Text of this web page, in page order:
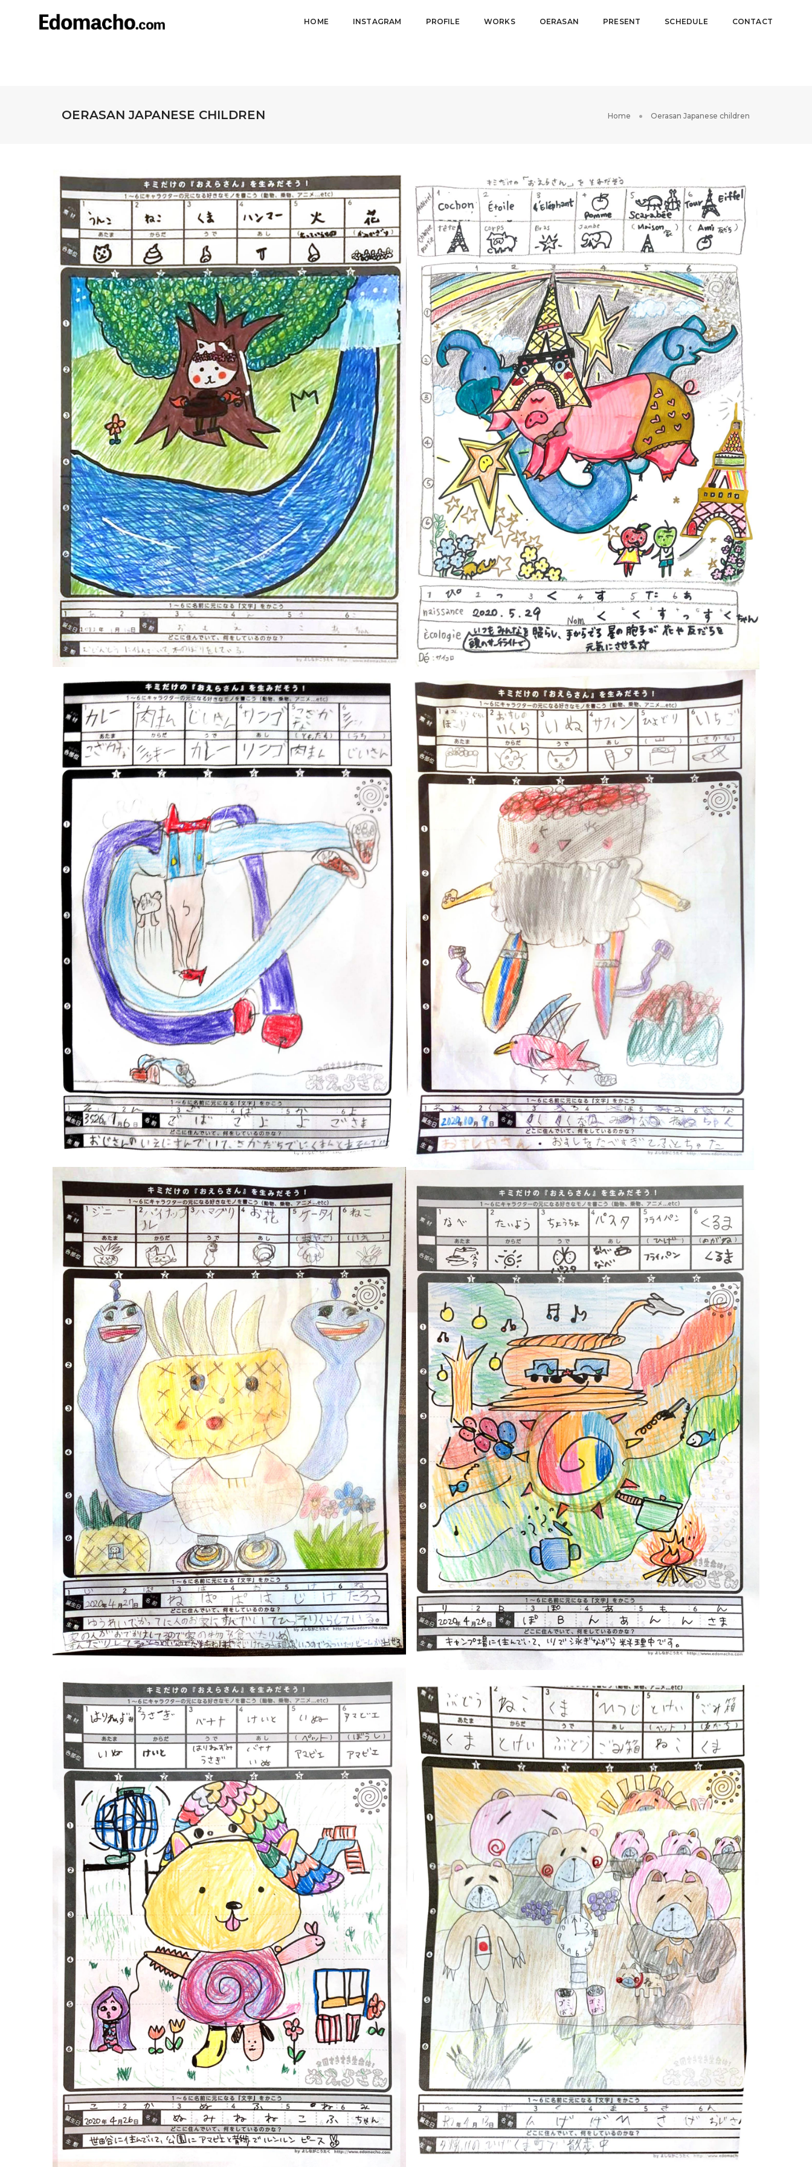
HOME INSTAGRAM PROFILE WORKS OERASAN PRESENT SCHEDULE CONTACT
OERASAN JAPANESE CHILDREN Home Oerasan Japanese children
『９才と６才（福岡県）×2』
PICTURE BOOK
『FR／夫婦でやりました×2』
PICTURE BOOK
『7才（福岡県）×1』 『7才（茨城県）×1』
PICTURE BOOK
『9才（茨城県）×1』
PICTURE BOOK
『10才（東京都）×3』
『6才（東京都）×1』 『12才と10才（徳島県）×2』
PICTURE BOOK